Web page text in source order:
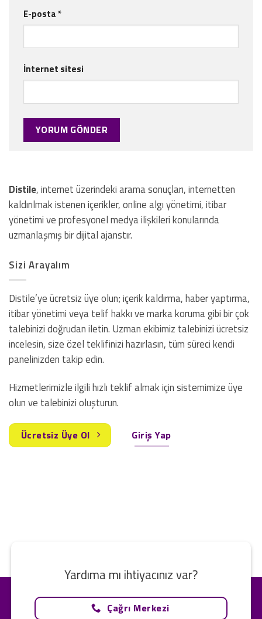
E-posta *
İnternet sitesi
Distile, internet üzerindeki arama sonuçları, internetten
kaldırılmak istenen içerikler, online algı yönetimi, itibar
yönetimi ve profesyonel medya ilişkileri konularında
uzmanlaşmış bir dijital ajanstır.
Sizi Arayalım
Distile’ye ücretsiz üye olun; içerik kaldırma, haber yaptırma,
itibar yönetimi veya telif hakkı ve marka koruma gibi bir çok
talebinizi doğrudan iletin. Uzman ekibimiz talebinizi ücretsiz
incelesin, size özel teklifinizi hazırlasın, tüm süreci kendi
panelinizden takip edin.
Hizmetlerimizle ilgili hızlı teklif almak için sistemimize üye
olun ve talebinizi oluşturun.
Ücretsiz Üye Ol Giriş Yap
Yardıma mı ihtiyacınız var?
Çağrı Merkezi